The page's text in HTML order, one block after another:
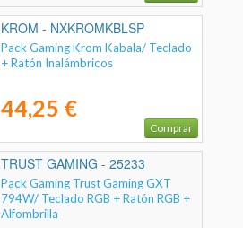
KROM - NXKROMKBLSP
Pack Gaming Krom Kabala/ Teclado
+ Ratón Inalámbricos
44,25 €
Comprar
TRUST GAMING - 25233
Pack Gaming Trust Gaming GXT
794W/ Teclado RGB + Ratón RGB +
Alfombrilla